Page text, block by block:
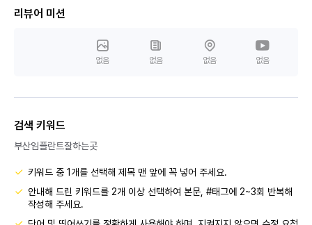
리뷰어 미션
없음 없음 없음 없음
검색 키워드
부산임플란트잘하는곳
키워드 중 1개를 선택해 제목 맨 앞에 꼭 넣어 주세요.
안내해 드린 키워드를 2개 이상 선택하여 본문, #태그에 2~3회 반복해
작성해 주세요.